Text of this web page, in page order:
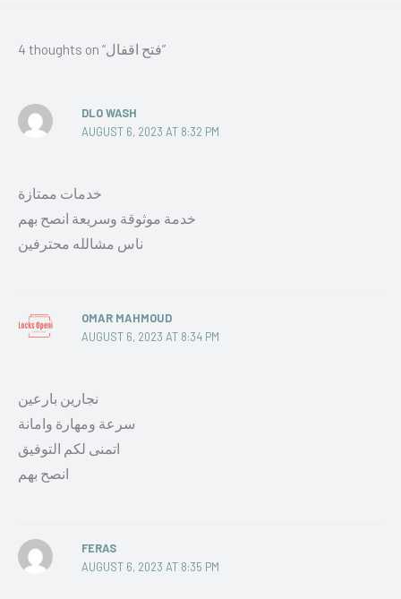
4 thoughts on “فتح اقفال”
DLO WASH
AUGUST 6, 2023 AT 8:32 PM
خدمات ممتازة
خدمة موثوقة وسريعة انصح بهم
ناس مشالله محترفين
OMAR MAHMOUD
AUGUST 6, 2023 AT 8:34 PM
نجارين بارعين
سرعة ومهارة وامانة
اتمنى لكم التوفيق
انصح بهم
FERAS
AUGUST 6, 2023 AT 8:35 PM